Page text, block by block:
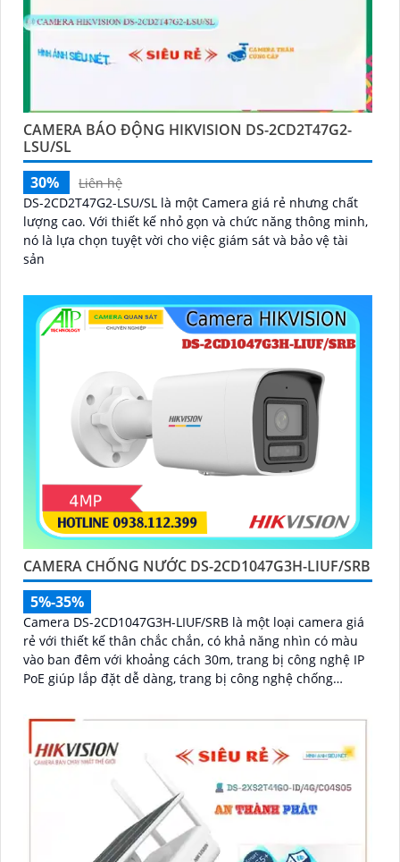
CAMERA BÁO ĐỘNG HIKVISION DS-2CD2T47G2-
LSU/SL
30%
Liên hệ
DS-2CD2T47G2-LSU/SL là một Camera giá rẻ nhưng chất
lượng cao. Với thiết kế nhỏ gọn và chức năng thông minh,
nó là lựa chọn tuyệt vời cho việc giám sát và bảo vệ tài
sản
CAMERA CHỐNG NƯỚC DS-2CD1047G3H-LIUF/SRB
5%-35%
Camera DS-2CD1047G3H-LIUF/SRB là một loại camera giá
rẻ với thiết kế thân chắc chắn, có khả năng nhìn có màu
vào ban đêm với khoảng cách 30m, trang bị công nghệ IP
PoE giúp lắp đặt dễ dàng, trang bị công nghệ chống